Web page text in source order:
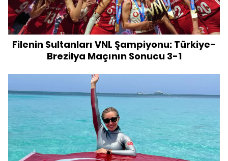
Filenin Sultanları VNL Şampiyonu: Türkiye-
Brezilya Maçının Sonucu 3-1